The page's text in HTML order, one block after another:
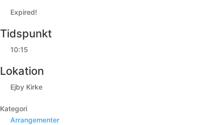
Expired!
Tidspunkt
10:15
Lokation
Ejby Kirke
Kategori
Arrangementer